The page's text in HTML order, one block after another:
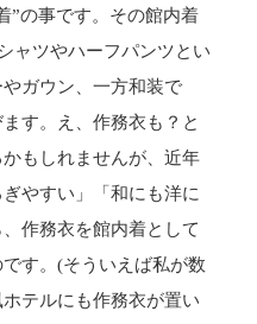
”の事です。その館内着
ャツやハーフパンツとい
ガウン、一方和装で
す。え、作務衣も？と
もしれませんが、近年
やすい」「和にも洋に
作務衣を館内着として
す。(そういえば私が数
テルにも作務衣が置い